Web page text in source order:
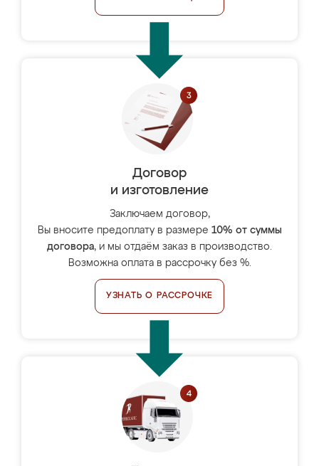
Договор
и изготовление
Заключаем договор,
Вы вносите предоплату в размере 10% от суммы
договора, и мы отдаём заказ в производство.
Возможна оплата в рассрочку без %.
УЗНАТЬ О РАССРОЧКЕ